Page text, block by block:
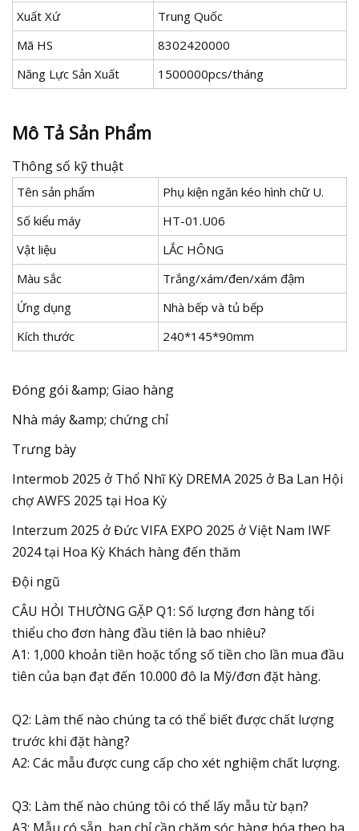
Xuất Xứ
Trung Quốc
Mã HS
8302420000
Năng Lực Sản Xuất
1500000pcs/tháng
Mô Tả Sản Phẩm
Thông số kỹ thuật
Tên sản phẩm
Phụ kiện ngăn kéo hình chữ U.
Số kiểu máy
HT-01.U06
Vật liệu
LẮC HÔNG
Màu sắc
Trắng/xám/đen/xám đậm
Ứng dụng
Nhà bếp và tủ bếp
Kích thước
240*145*90mm
Đóng gói &amp; Giao hàng
Nhà máy &amp; chứng chỉ
Trưng bày
Intermob 2025 ở Thổ Nhĩ Kỳ DREMA 2025 ở Ba Lan Hội
chợ AWFS 2025 tại Hoa Kỳ
Interzum 2025 ở Đức VIFA EXPO 2025 ở Việt Nam IWF
2024 tại Hoa Kỳ Khách hàng đến thăm
Đội ngũ
CÂU HỎI THƯỜNG GẶP Q1: Số lượng đơn hàng tối
thiểu cho đơn hàng đầu tiên là bao nhiêu?
A1: 1,000 khoản tiền hoặc tổng số tiền cho lần mua đầu
tiên của bạn đạt đến 10.000 đô la Mỹ/đơn đặt hàng.
Q2: Làm thế nào chúng ta có thể biết được chất lượng
trước khi đặt hàng?
A2: Các mẫu được cung cấp cho xét nghiệm chất lượng.
Q3: Làm thế nào chúng tôi có thể lấy mẫu từ bạn?